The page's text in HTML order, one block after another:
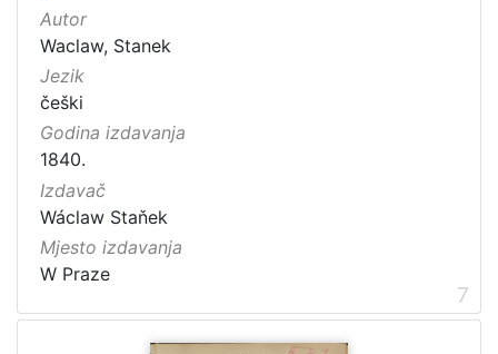
Autor
Waclaw, Stanek
Jezik
češki
Godina izdavanja
1840.
Izdavač
Wáclaw Staňek
Mjesto izdavanja
W Praze
7